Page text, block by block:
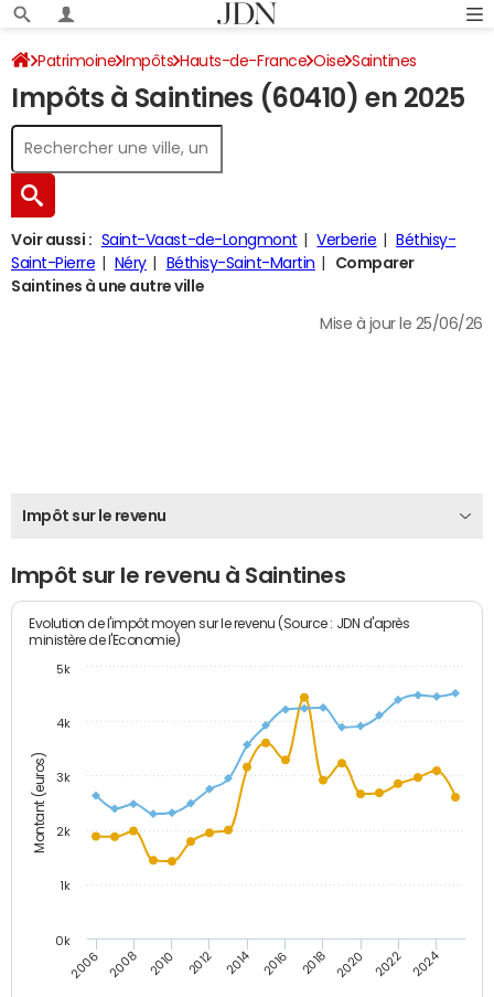
Patrimoine Impôts Hauts-de-France Oise Saintines
Impôt sur le revenu
Impôts à Saintines (60410) en 2025
Voir aussi : Saint-Vaast-de-Longmont Verberie
Béthisy-
Saint-Pierre
Néry Béthisy-Saint-Martin
Comparer
Saintines à une autre ville
Mise à jour le 25/06/26
Impôt sur le revenu
Impôt sur le revenu à Saintines
Montant (euros)
Evolution de l'impôt moyen sur le revenu (Source : JDN d'après
ministère de l'Economie)
2006 2008 2010 2012 2014 2016 2018 2020 2022 2024
0k
1k
2k
3k
4k
5k